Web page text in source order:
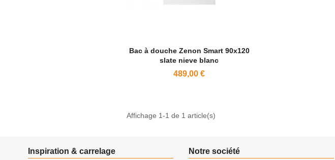
Bac à douche Zenon Smart 90x120
slate nieve blanc
489,00 €
Affichage 1-1 de 1 article(s)
Inspiration & carrelage Notre société